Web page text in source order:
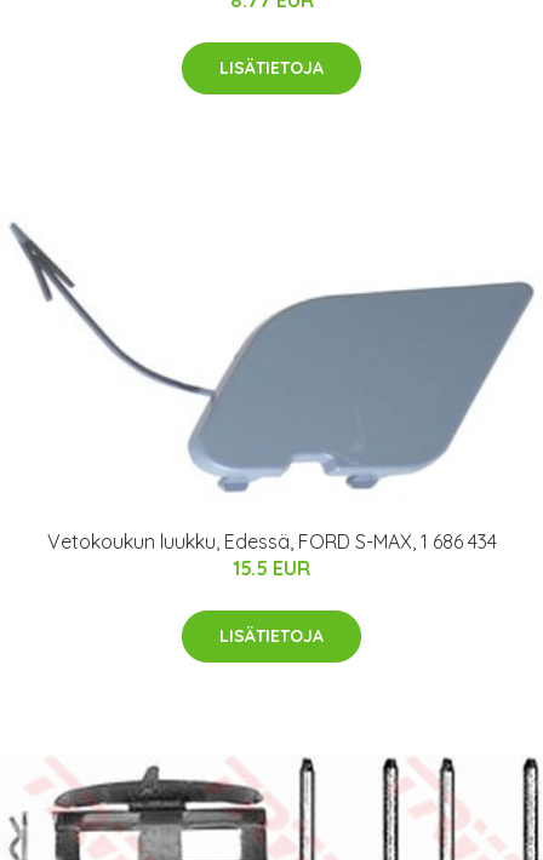
LISÄTIETOJA
Vetokoukun luukku, Edessä, FORD S-MAX, 1 686 434
15.5 EUR
LISÄTIETOJA